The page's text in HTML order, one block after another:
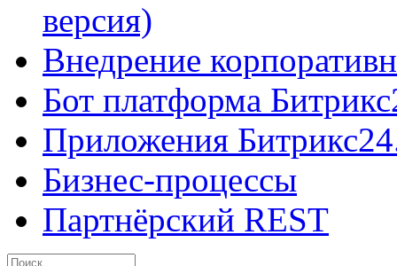
версия)
Внедрение
Бот платформа
Приложения
Бизнес-процессы
Партнёрский REST